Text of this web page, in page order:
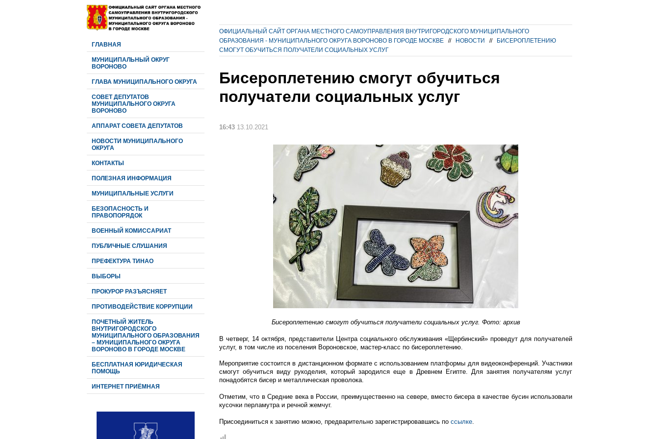
ГЛАВНАЯ
МУНИЦИПАЛЬНЫЙ ОКРУГ
ВОРОНОВО
ГЛАВА МУНИЦИПАЛЬНОГО ОКРУГА
CОВЕТ ДЕПУТАТОВ
МУНИЦИПАЛЬНОГО ОКРУГА
ВОРОНОВО
АППАРАТ СОВЕТА ДЕПУТАТОВ
НОВОСТИ МУНИЦИПАЛЬНОГО
ОКРУГА
КОНТАКТЫ
ПОЛЕЗНАЯ ИНФОРМАЦИЯ
МУНИЦИПАЛЬНЫЕ УСЛУГИ
БЕЗОПАСНОСТЬ И
ПРАВОПОРЯДОК
ВОЕННЫЙ КОМИССАРИАТ
ПУБЛИЧНЫЕ СЛУШАНИЯ
ПРЕФЕКТУРА ТИНАО
ВЫБОРЫ
ПРОКУРОР РАЗЪЯСНЯЕТ
ПРОТИВОДЕЙСТВИЕ КОРРУПЦИИ
ПОЧЕТНЫЙ ЖИТЕЛЬ
ВНУТРИГОРОДСКОГО
МУНИЦИПАЛЬНОГО ОБРАЗОВАНИЯ
– МУНИЦИПАЛЬНОГО ОКРУГА
ВОРОНОВО В ГОРОДЕ МОСКВЕ
БЕСПЛАТНАЯ ЮРИДИЧЕСКАЯ
ПОМОЩЬ
ИНТЕРНЕТ ПРИЁМНАЯ
ОФИЦИАЛЬНЫЙ САЙТ ОРГАНА МЕСТНОГО САМОУПРАВЛЕНИЯ ВНУТРИГОРОДСКОГО МУНИЦИПАЛЬНОГО
ОБРАЗОВАНИЯ - МУНИЦИПАЛЬНОГО ОКРУГА ВОРОНОВО В ГОРОДЕ МОСКВЕ
// НОВОСТИ //
БИСЕРОПЛЕТЕНИЮ
СМОГУТ ОБУЧИТЬСЯ ПОЛУЧАТЕЛИ СОЦИАЛЬНЫХ УСЛУГ
Бисероплетению смогут обучиться
получатели социальных услуг
16:43 13.10.2021
Бисероплетению смогут обучиться получатели социальных услуг. Фото: архив
В четверг, 14 октября, представители Центра социального обслуживания «Щербинский» проведут для получателей
услуг, в том числе из поселения Вороновское, мастер-класс по бисероплетению.
Мероприятие состоится в дистанционном формате с использованием платформы для видеоконференций. Участники
смогут обучиться виду рукоделия, который зародился еще в Древнем Египте. Для занятия получателям услуг
понадобятся бисер и металлическая проволока.
Отметим, что в Средние века в России, преимущественно на севере, вместо бисера в качестве бусин использовали
кусочки перламутра и речной жемчуг.
Присоединиться к занятию можно, предварительно зарегистрировавшись по ссылке